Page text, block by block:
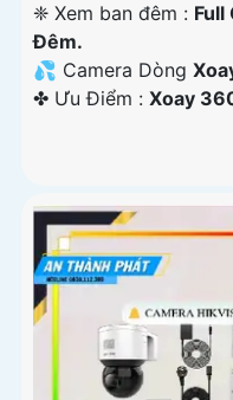
❈ Xem ban đêm : Full
Đêm.
💦 Camera Dòng
️✤ Ưu Điểm : Xoay